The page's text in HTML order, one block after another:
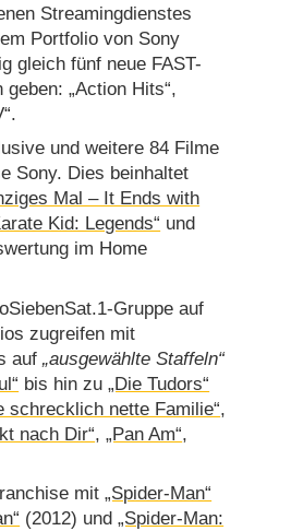
Streamingdienstes
Portfolio von Sony
gleich fünf neue FAST-
„Action Hits“,
und weitere 84 Filme
Sony. Dies beinhaltet
Mal – It Ends with
Kid: Legends“ und
im Home
Gruppe auf
zugreifen mit
auf„ausgewählte Staffeln“
bis hin zu„Die Tudors“
schrecklich nette Familie“,
nach Dir“,„Pan Am“,
mit„Spider-Man“
(2012) und„Spider-Man: